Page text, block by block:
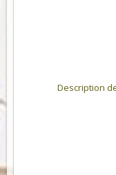
Description